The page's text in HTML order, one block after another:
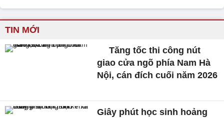
TIN MỚI
Tăng tốc thi công nút
giao cửa ngõ phía Nam Hà
Nội, cán đích cuối năm 2026
Giây phút học sinh hoảng